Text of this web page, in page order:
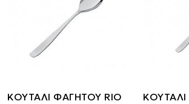
ΚΟΥΤΑΛΙ ΦΑΓΗΤΟΥ RIO
ΚΟΥΤΑΛΙ